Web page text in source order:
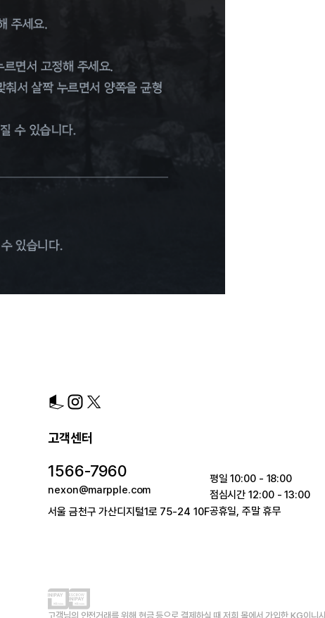
고객센터
1566-7960
nexon@marpple.com
서울 금천구 가산디지털1로 75-24 10F
평일 10:00 - 18:00
점심시간 12:00 - 13:00
공휴일, 주말 휴무
고객님의 안전거래를 위해 현금 등으로 결제하실 때 저희 몰에서 가입한 KG이니